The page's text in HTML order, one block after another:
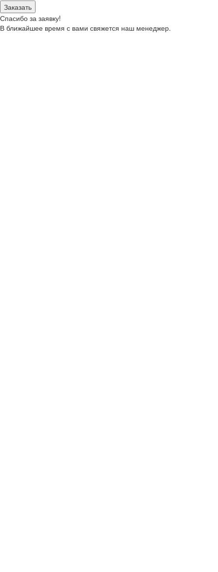
Заказать
Спасибо за заявку!
В ближайшее время с вами свяжется наш менеджер.